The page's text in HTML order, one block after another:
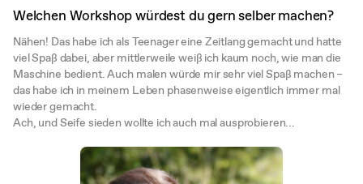
Welchen Workshop würdest du gern selber machen?
Nähen! Das habe ich als Teenager eine Zeitlang gemacht und hatte
viel Spaß dabei, aber mittlerweile weiß ich kaum noch, wie man die
Maschine bedient. Auch malen würde mir sehr viel Spaß machen –
das habe ich in meinem Leben phasenweise eigentlich immer mal
wieder gemacht.
Ach, und Seife sieden wollte ich auch mal ausprobieren...